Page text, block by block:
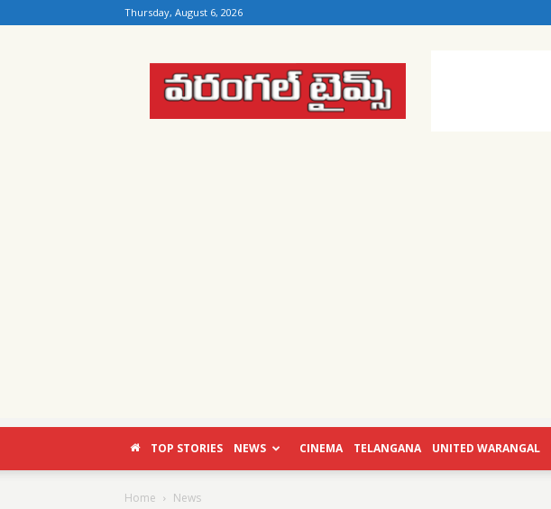
Thursday, August 6, 2026
Warangal
Times
TOP STORIES NEWS CINEMA TELANGANA UNITED WARANGAL
Home News